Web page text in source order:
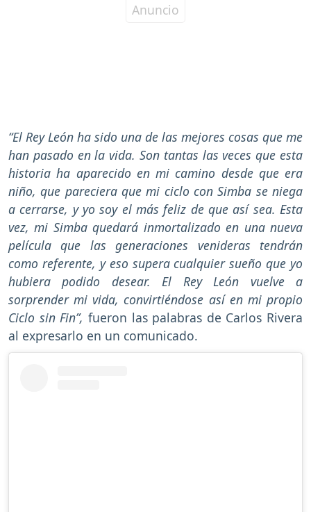
“El Rey León ha sido una de las mejores cosas que me
han pasado en la vida. Son tantas las veces que esta
historia ha aparecido en mi camino desde que era
niño, que pareciera que mi ciclo con Simba se niega
a cerrarse, y yo soy el más feliz de que así sea. Esta
vez, mi Simba quedará inmortalizado en una nueva
película que las generaciones venideras tendrán
como referente, y eso supera cualquier sueño que yo
hubiera podido desear. El Rey León vuelve a
sorprender mi vida, convirtiéndose así en mi propio
Ciclo sin Fin”, fueron las palabras de Carlos Rivera
al expresarlo en un comunicado.